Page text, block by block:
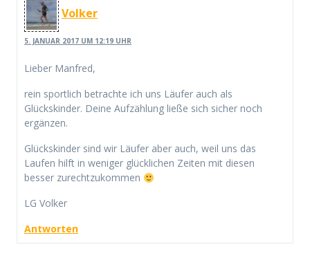
Volker
5. JANUAR 2017 UM 12:19 UHR
Lieber Manfred,
rein sportlich betrachte ich uns Läufer auch als
Glückskinder. Deine Aufzählung ließe sich sicher noch
ergänzen.
Glückskinder sind wir Läufer aber auch, weil uns das
Laufen hilft in weniger glücklichen Zeiten mit diesen
besser zurechtzukommen
LG Volker
Antworten